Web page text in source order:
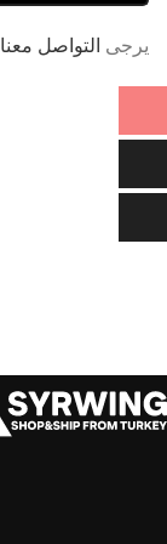
يرجى التواصل معنا